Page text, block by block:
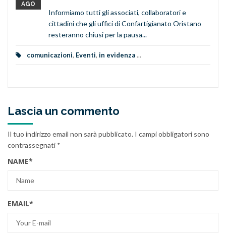
AGO
Informiamo tutti gli associati, collaboratori e
cittadini che gli uffici di Confartigianato Oristano
resteranno chiusi per la pausa...
comunicazioni, Eventi, in evidenza...
Lascia un commento
Il tuo indirizzo email non sarà pubblicato. I campi obbligatori sono
contrassegnati *
NAME*
EMAIL*